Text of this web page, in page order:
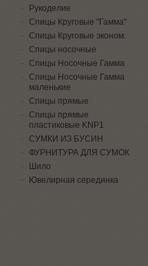
Рукоделие
Спицы Круговые "Гамма"
Спицы Круговые эконом.
Спицы носочные
Спицы Носочные Гамма
Спицы Носочные Гамма
маленькие
Спицы прямые
Спицы прямые
пластиковые KNP1
СУМКИ ИЗ БУСИН
ФУРНИТУРА ДЛЯ СУМОК
Шило
Ювелирная серединка